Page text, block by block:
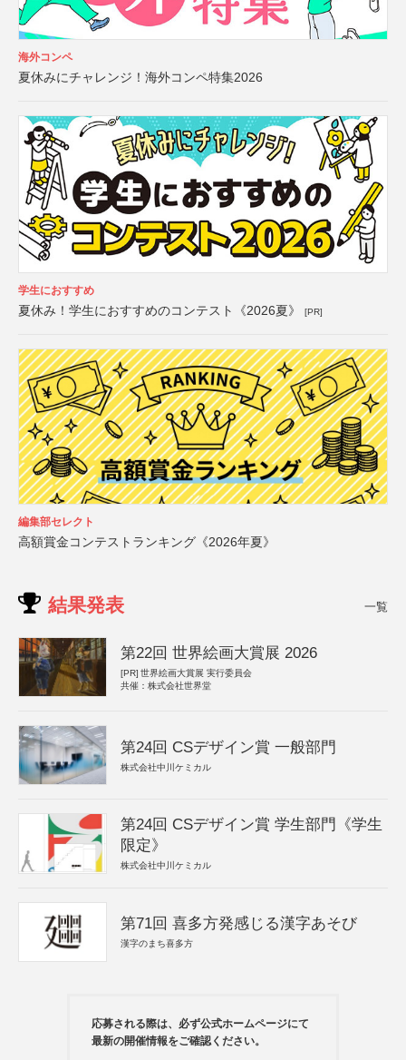
海外コンペ
夏休みにチャレンジ！海外コンペ特集2026
学生におすすめ
夏休み！学生におすすめのコンテスト《2026夏》 [PR]
編集部セレクト
高額賞金コンテストランキング《2026年夏》
結果発表 一覧
第22回 世界絵画大賞展 2026
[PR] 世界絵画大賞展 実行委員会
共催：株式会社世界堂
第24回 CSデザイン賞 一般部門
株式会社中川ケミカル
第24回 CSデザイン賞 学生部門《学生
限定》
株式会社中川ケミカル
第71回 喜多方発感じる漢字あそび
漢字のまち喜多方
応募される際は、必ず公式ホームページにて
最新の開催情報をご確認ください。